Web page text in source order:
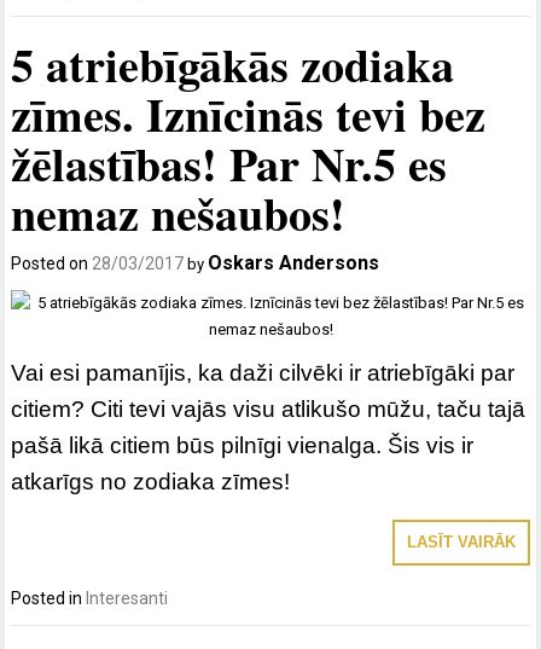
5 atriebīgākās zodiaka
zīmes. Iznīcinās tevi bez
žēlastības! Par Nr.5 es
nemaz nešaubos!
Posted on28/03/2017 by Oskars Andersons
Vai esi pamanījis, ka daži cilvēki ir atriebīgāki par
citiem? Citi tevi vajās visu atlikušo mūžu, taču tajā
pašā likā citiem būs pilnīgi vienalga. Šis vis ir
atkarīgs no zodiaka zīmes!
LASĪT VAIRĀK
Posted in Interesanti